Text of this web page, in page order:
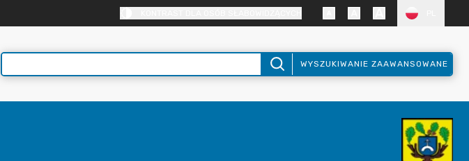
WYSZUKIWANIE ZAAWANSOWANE